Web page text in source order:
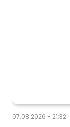
07.08.2026 - 21:32